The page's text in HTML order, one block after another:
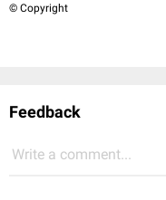
© Copyright
Feedback
Write a comment...